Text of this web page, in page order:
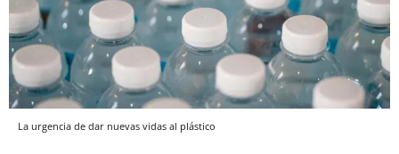
La urgencia de dar nuevas vidas al plástico